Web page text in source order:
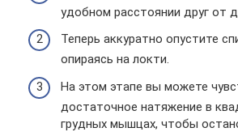
удобном расстоянии друг от
Теперь аккуратно опустите
опираясь на локти.
На этом этапе вы можете
достаточное натяжение в
грудных мышцах, чтобы